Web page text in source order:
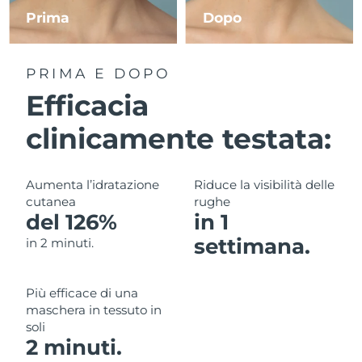
Prima Dopo
PRIMA E DOPO
Efficacia
clinicamente testata:
Aumenta l’idratazione
cutanea
del 126%
in 2 minuti.
Riduce la visibilità delle
rughe
in 1
settimana.
Più efficace di una
maschera in tessuto in
soli
2 minuti.
RAS di Macao Consegna stimata
Malaysia
Malta
Messico Consegna stimata 8/14/26
Monaco Consegna stimata8/11/26
Paesi Bassi Consegna stimata
Norvegia
Oman